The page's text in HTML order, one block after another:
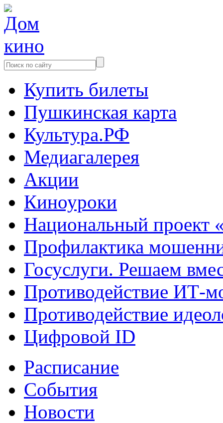
Купить билеты
Пушкинская карта
Культура.РФ
Медиагалерея
Акции
Киноуроки
Национальный проект
Профилактика
Госуслуги. Решаем
Противодействие ИТ-
Противодействие
Цифровой ID
Расписание
События
Новости